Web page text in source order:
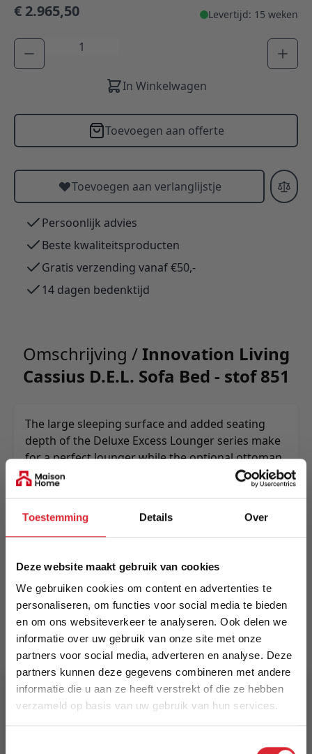
Toestemming Details Over
Deze website maakt gebruik van cookies
We gebruiken cookies om content en advertenties te
personaliseren, om functies voor social media te bieden
en om ons websiteverkeer te analyseren. Ook delen we
informatie over uw gebruik van onze site met onze
partners voor social media, adverteren en analyse. Deze
partners kunnen deze gegevens combineren met andere
informatie die u aan ze heeft verstrekt of die ze hebben
verzameld op basis van uw gebruik van hun services.
€ 2.965,50 Levertijd: 15 weken
Aantal
In Winkelwagen
Toevoegen aan offerte
Toevoegen aan verlanglijstje
Persoonlijk advies
Beste kwaliteitsproducten
Gratis verzending vanaf €50,-
14 dagen bedenktijd
Omschrijving /Innovation Living
Cassius D.E.L. Sofa Bed - stof 851
The large sleeping surface and added seating
depth of the Deluxe Excess Lounger series make
for a perfect lounger while the optional ottoman
allows for a chaise lounge add-on or extra
seating place.
Meer informatie
Innovation Living
EAN
5700110885850
Prijs
€ 3.295,00